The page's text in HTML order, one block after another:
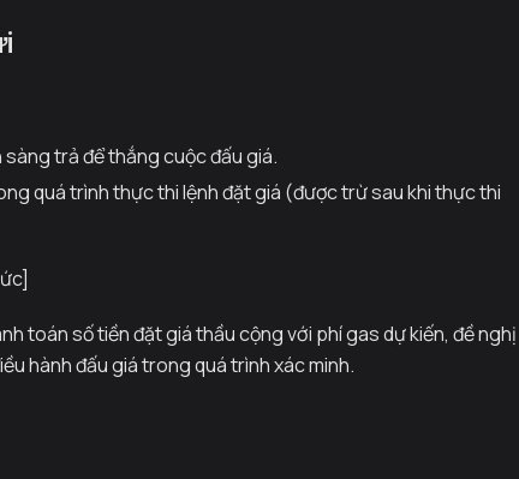
sàng trả để thắng cuộc đấu giá.
quá trình thực thi lệnh đặt giá (được trừ sau khi thực thi
toán số tiền đặt giá thầu cộng với phí gas dự kiến, đề nghị
hành đấu giá trong quá trình xác minh.